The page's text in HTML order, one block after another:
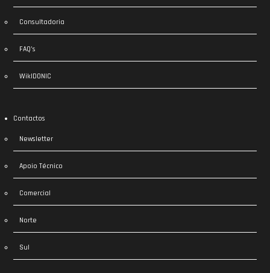
Consultadoria
FAQ’s
WikIDONIC
Contactos
Newsletter
Apoio Técnico
Comercial
Norte
Sul